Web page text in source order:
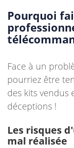
Pourquoi
Face à un
pourriez être
des kits vendus
déceptions !
Les risques
mal réalisée